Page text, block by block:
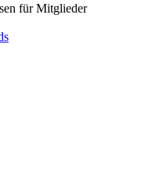
für Mitglieder